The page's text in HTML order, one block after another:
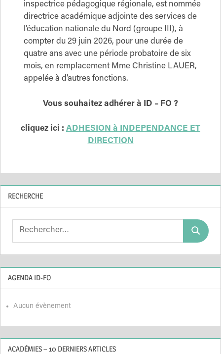
inspectrice pédagogique régionale, est nommée
directrice académique adjointe des services de
l’éducation nationale du Nord (groupe III), à
compter du 29 juin 2026, pour une durée de
quatre ans avec une période probatoire de six
mois, en remplacement Mme Christine LAUER,
appelée à d’autres fonctions.
Vous souhaitez adhérer à ID – FO ?
cliquez ici : ADHESION à INDEPENDANCE ET
DIRECTION
RECHERCHE
Search
Search
AGENDA ID-FO
Aucun évènement
ACADÉMIES – 10 DERNIERS ARTICLES